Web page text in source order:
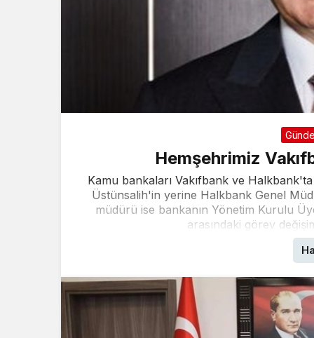
Hemşehrimiz
Kamu bankaları Vakıfbank ve
Üstünsalih'in yerine Halkbank Genel
müdürü ise bankanın Yönetim Kurulu
arasındaki görev